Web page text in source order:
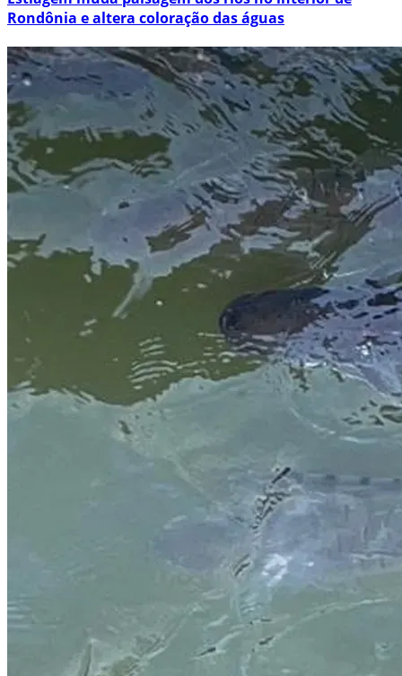
Rondônia e altera coloração das águas